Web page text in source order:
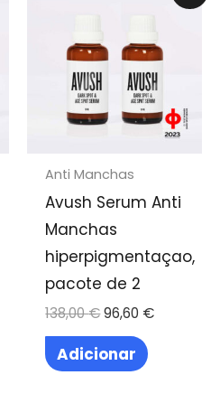
Anti Manchas
Avush Serum Anti
Manchas
hiperpigmentaçao,
pacote de 2
138,00€O
original
era:
96,60 €O
Adicionar